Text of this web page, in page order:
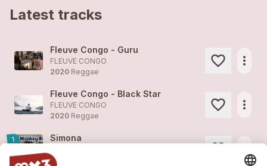
Latest tracks
Fleuve Congo - Guru
FLEUVE CONGO
2020 Reggae
more_horiz
Fleuve Congo - Black Star
FLEUVE CONGO
2020 Reggae
more_horiz
1 Simona
2020